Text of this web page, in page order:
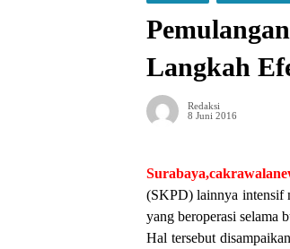
Langkah
Redaksi
8 Juni 2016
(SKPD) lainnya intensif
yang beroperasi selama
Hal tersebut